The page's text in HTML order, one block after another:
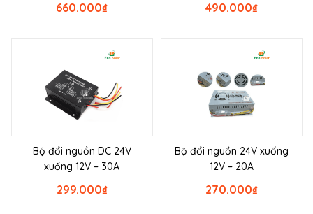
₫
660.000 ₫
490.000
Bộ đổi nguồn DC 24V
xuống 12V – 30A
₫
299.000
Bộ đổi nguồn 24V xuống
12V – 20A
₫
270.000